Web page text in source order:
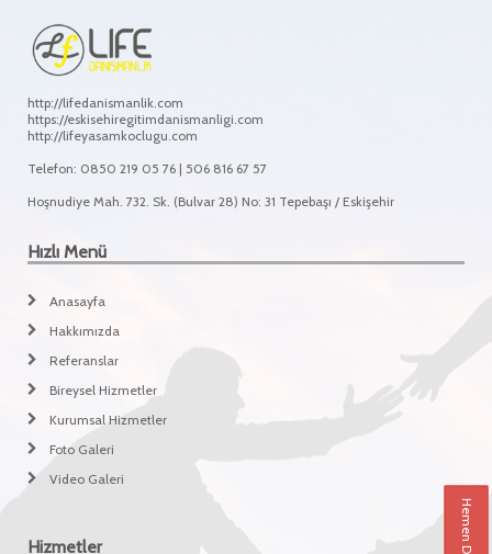
http://lifedanismanlik.com
https://eskisehiregitimdanismanligi.com
http://lifeyasamkoclugu.com
Telefon: 0850 219 05 76 | 506 816 67 57
Hoşnudiye Mah. 732. Sk. (Bulvar 28) No: 31 Tepebaşı / Eskişehir
Hızlı Menü
Anasayfa
Hakkımızda
Referanslar
Bireysel Hizmetler
Kurumsal Hizmetler
Foto Galeri
Video Galeri
Hizmetler